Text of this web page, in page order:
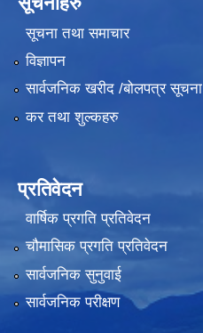
सूचना तथा समाचार
विज्ञापन
सार्वजनिक खरीद /बोलपत्र सूचना
कर तथा शुल्कहरु
प्रतिवेदन
वार्षिक प्रगति प्रतिवेदन
चौमासिक प्रगति प्रतिवेदन
सार्वजनिक सुनुवाई
सार्वजनिक परीक्षण